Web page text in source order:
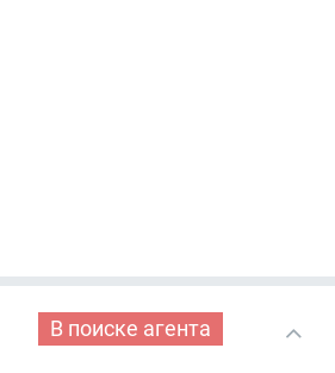
В поиске агента